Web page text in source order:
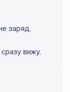
заряд,
вижу,